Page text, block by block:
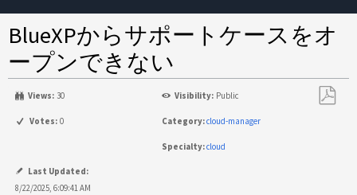
BlueXPからサポートケースをオ
ープンできない
Views: 30 Visibility: Public
Votes: 0 Category:cloud-manager
Specialty:cloud
Last Updated:
8/22/2025, 6:09:41 AM